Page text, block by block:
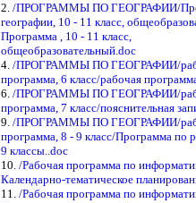
2. /ПРОГРАММЫ ПО ГЕОГРАФИИ/
географии, 10 - 11 класс,
Программа , 10 - 11 класс,
общеобразовательный.doc
4. /ПРОГРАММЫ ПО ГЕОГРАФИИ/
программа, 6 класс/рабочая
6. /ПРОГРАММЫ ПО ГЕОГРАФИИ/
программа, 7 класс/пояснительная
9. /ПРОГРАММЫ ПО ГЕОГРАФИИ/
программа, 8 - 9 класс/Программа по
9 классы..doc
10. /Рабочая программа по
Календарно-тематическое
11. /Рабочая программа по